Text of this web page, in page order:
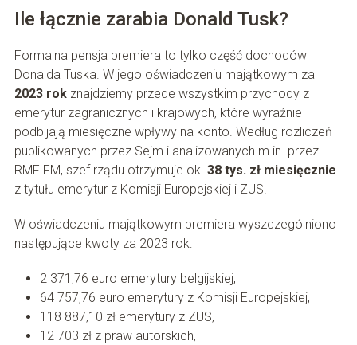
Ile łącznie zarabia Donald Tusk?
Formalna pensja premiera to tylko część dochodów
Donalda Tuska. W jego oświadczeniu majątkowym za
2023 rokznajdziemy przede wszystkim przychody z
emerytur zagranicznych i krajowych, które wyraźnie
podbijają miesięczne wpływy na konto. Według rozliczeń
publikowanych przez Sejm i analizowanych m.in. przez
RMF FM, szef rządu otrzymuje ok. 38 tys. zł miesięcznie
z tytułu emerytur z Komisji Europejskiej i ZUS.
W oświadczeniu majątkowym premiera wyszczególniono
następujące kwoty za 2023 rok:
2 371,76 euro emerytury belgijskiej,
64 757,76 euro emerytury z Komisji Europejskiej,
118 887,10 zł emerytury z ZUS,
12 703 zł z praw autorskich,